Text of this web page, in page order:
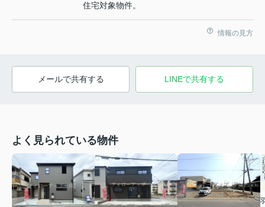
住宅対象物件。
情報の見方
メールで共有する LINEで共有する
よく見られている物件